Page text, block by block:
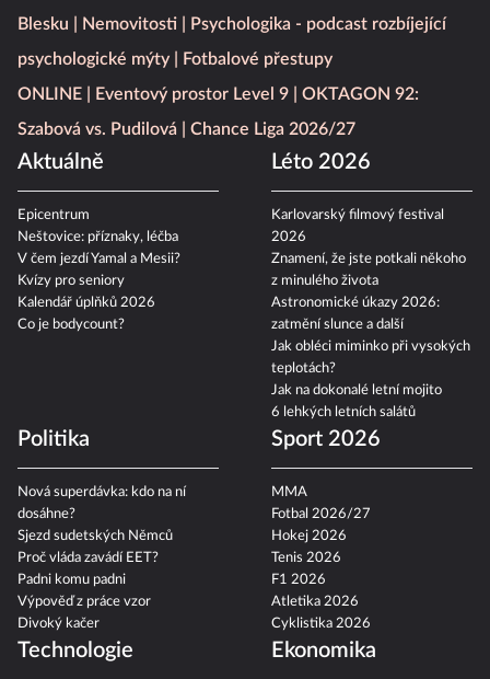
Blesku
Nemovitosti
Psychologika - podcast rozbíjející
psychologické mýty
Fotbalové přestupy
ONLINE
Eventový prostor Level 9
OKTAGON 92:
Szabová vs. Pudilová
Chance Liga 2026/27
Aktuálně
Epicentrum
Neštovice: příznaky, léčba
V čem jezdí Yamal a Mesii?
Kvízy pro seniory
Kalendář úplňků 2026
Co je bodycount?
Léto 2026
Karlovarský filmový festival
2026
Znamení, že jste potkali někoho
z minulého života
Astronomické úkazy 2026:
zatmění slunce a další
Jak obléci miminko při vysokých
teplotách?
Jak na dokonalé letní mojito
6 lehkých letních salátů
Politika
Nová superdávka: kdo na ní
dosáhne?
Sjezd sudetských Němců
Proč vláda zavádí EET?
Padni komu padni
Výpověď z práce vzor
Divoký kačer
Sport 2026
MMA
Fotbal 2026/27
Hokej 2026
Tenis 2026
F1 2026
Atletika 2026
Cyklistika 2026
Technologie Ekonomika